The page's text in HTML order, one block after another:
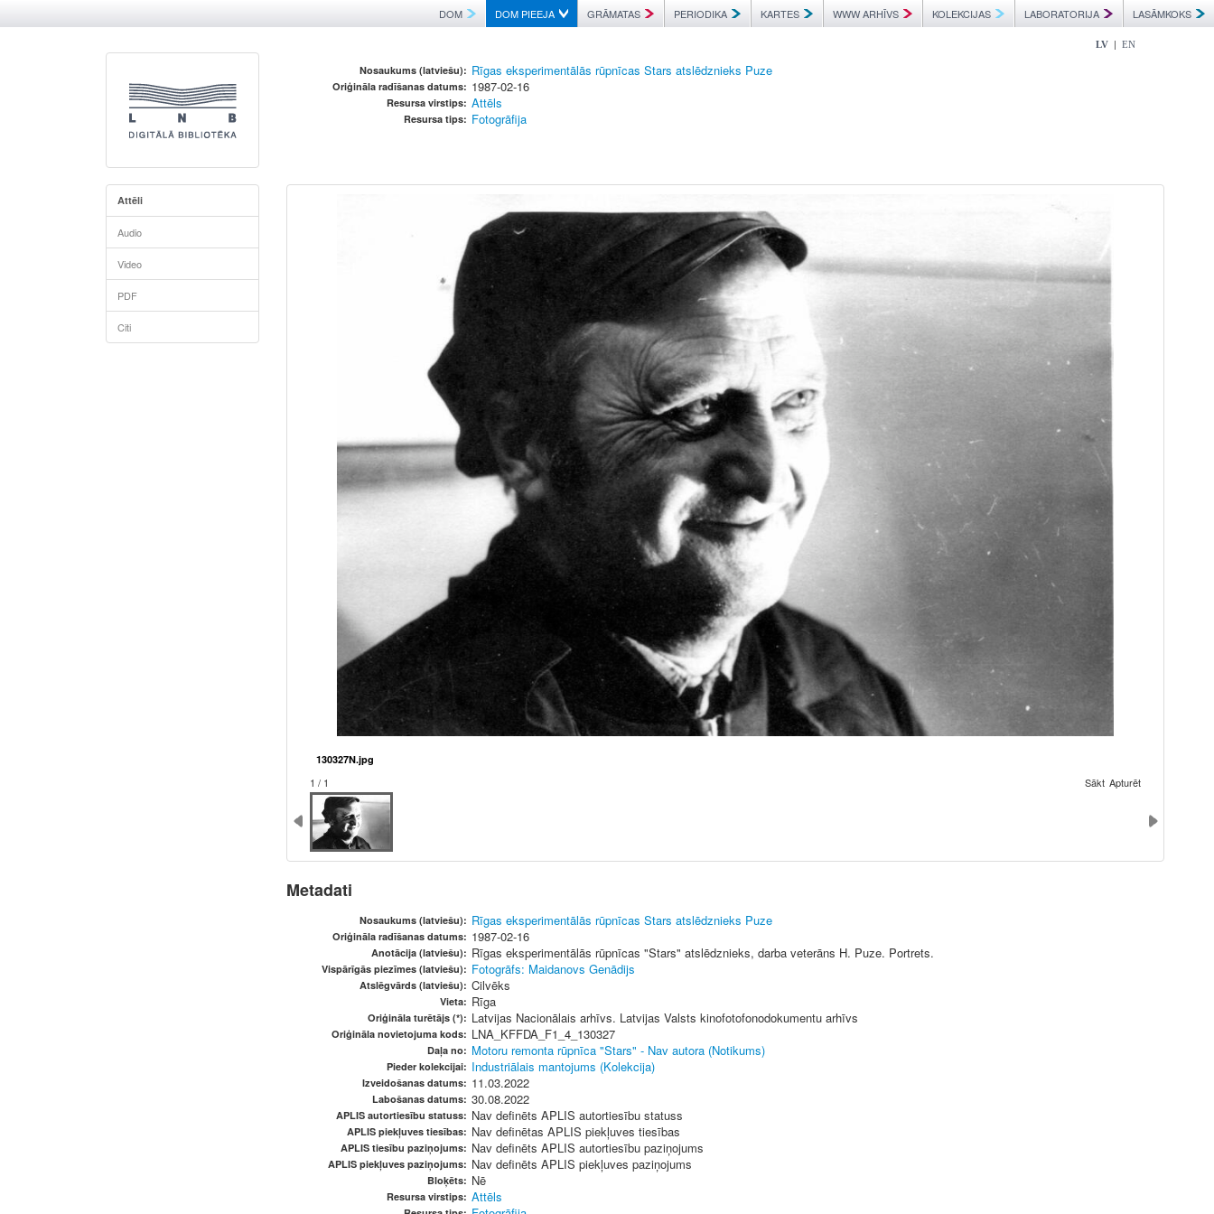
DOM DOM PIEEJA GRĀMATAS PERIODIKA KARTES WWW ARHĪVS KOLEKCIJAS LABORATORIJA LASĀMKOKS
LV | EN
Nosaukums (latviešu): Rīgas eksperimentālās rūpnīcas Stars atslēdznieks Puze
Oriģināla radīšanas datums: 1987-02-16
Resursa virstips: Attēls
Resursa tips: Fotogrāfija
Attēli
Audio
Video
PDF
Citi
130327N.jpg
1 / 1 Sākt Apturēt
Metadati
Nosaukums (latviešu): Rīgas eksperimentālās rūpnīcas Stars atslēdznieks Puze
Oriģināla radīšanas datums: 1987-02-16
Anotācija (latviešu): Rīgas eksperimentālās rūpnīcas "Stars" atslēdznieks, darba veterāns H. Puze. Portrets.
Vispārīgās piezīmes (latviešu): Fotogrāfs: Maidanovs Genādijs
Atslēgvārds (latviešu): Cilvēks
Vieta: Rīga
Oriģināla turētājs (*): Latvijas Nacionālais arhīvs. Latvijas Valsts kinofotofonodokumentu arhīvs
Oriģināla novietojuma kods: LNA_KFFDA_F1_4_130327
Daļa no: Motoru remonta rūpnīca "Stars" - Nav autora (Notikums)
Pieder kolekcijai: Industriālais mantojums (Kolekcija)
Izveidošanas datums: 11.03.2022
Labošanas datums: 30.08.2022
APLIS autortiesību statuss: Nav definēts APLIS autortiesību statuss
APLIS piekļuves tiesības: Nav definētas APLIS piekļuves tiesības
APLIS tiesību paziņojums: Nav definēts APLIS autortiesību paziņojums
APLIS piekļuves paziņojums: Nav definēts APLIS piekļuves paziņojums
Bloķēts: Nē
Resursa virstips: Attēls